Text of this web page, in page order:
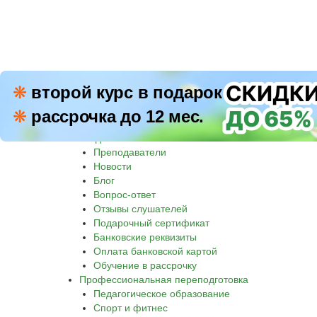
❋ второй курс в подарок
❋ рассрочка до 12 мес.
8 800 500-30-45
Академия
Преподаватели
Новости
Блог
Вопрос-ответ
Отзывы слушателей
Подарочный сертификат
Банковские реквизиты
Оплата банковской картой
Обучение в рассрочку
Профессиональная переподготовка
Педагогическое образование
Спорт и фитнес